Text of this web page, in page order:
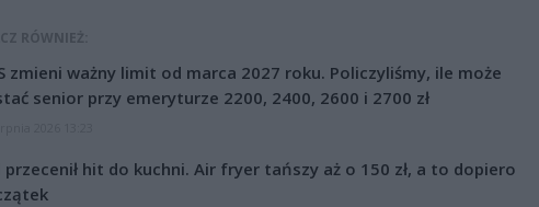
RÓWNIEŻ:
zmieni ważny limit od marca 2027 roku. Policzyliśmy, ile może
senior przy emeryturze 2200, 2400, 2600 i 2700 zł
przecenił hit do kuchni. Air fryer tańszy aż o 150 zł, a to dopiero